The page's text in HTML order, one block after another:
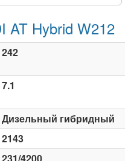
AT Hybrid W212
242
7.1
Дизельный гибридный
2143
231/4200